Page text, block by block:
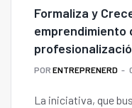
Formaliza y
emprendimiento
POR ENTREPRENERD
La iniciativa, que